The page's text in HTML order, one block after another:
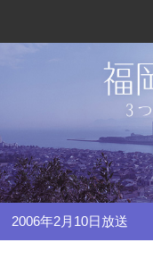
2006年2月10日放送